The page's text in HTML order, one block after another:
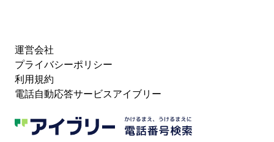
運営会社
プライバシーポリシー
利用規約
電話自動応答サービスアイブリー